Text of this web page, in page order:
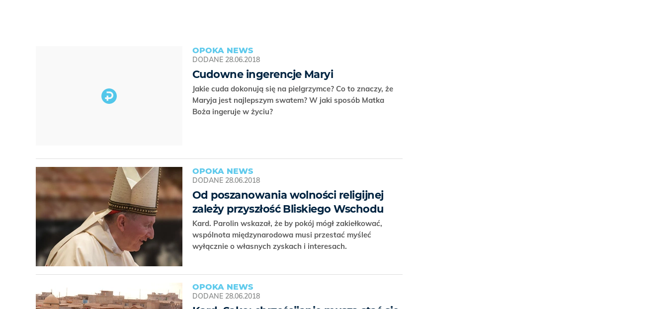
OPOKA NEWS
DODANE 28.06.2018
Cudowne ingerencje Maryi
Jakie cuda dokonują się na pielgrzymce? Co to znaczy, że
Maryja jest najlepszym swatem? W jaki sposób Matka
Boża ingeruje w życiu?
OPOKA NEWS
DODANE 28.06.2018
Od poszanowania wolności religijnej
zależy przyszłość Bliskiego Wschodu
Kard. Parolin wskazał, że by pokój mógł zakiełkować,
wspólnota międzynarodowa musi przestać myśleć
wyłącznie o własnych zyskach i interesach.
OPOKA NEWS
DODANE 28.06.2018